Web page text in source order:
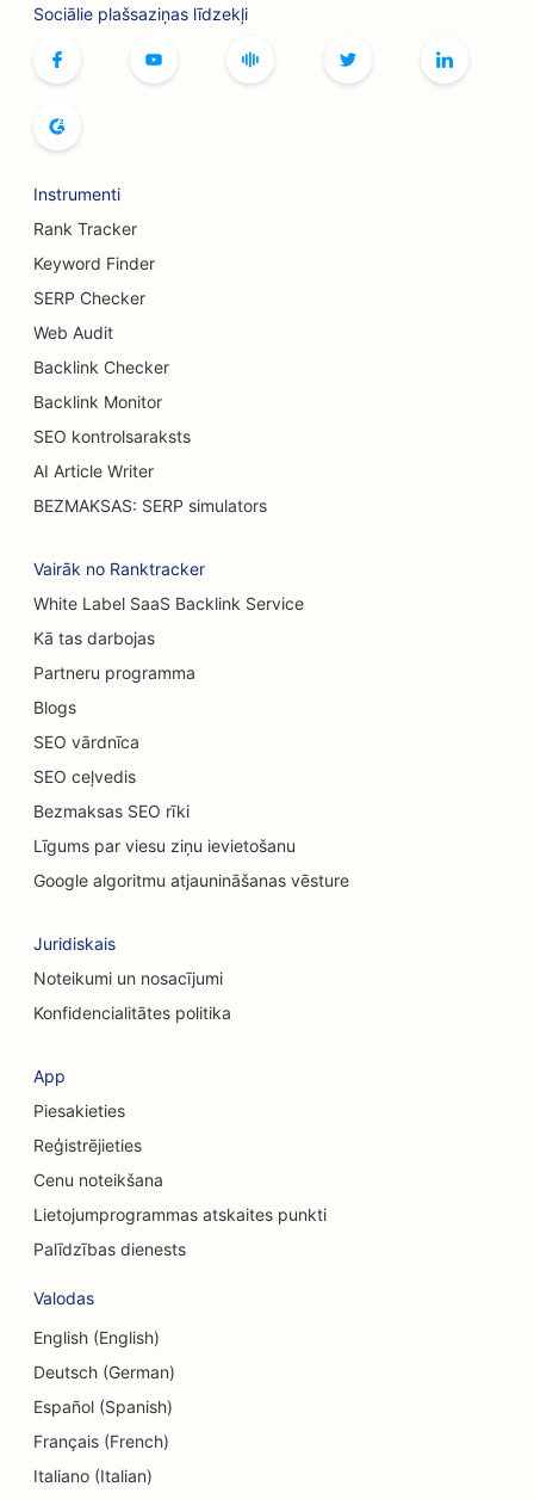
SEO botoksa un filleru pakalpojumiem
SEO veikaliem
SEO krūšu palielināšanas pakalpojumiem
SEO bufetes restorāniem
SEO kūku veikaliem
SEO automobiļu dīleriem
SEO apdegumu ķirurgiem
SEO paklāju un grīdas segumu veikaliem
SEO gadījuma ēdināšanas restorāniem
Ķīmiskā pīlinga pakalpojumu SEO
SEO kaķu kafejnīcām
SEO tīrīšanas pakalpojumiem
SEO konsultāciju uzņēmumiem
SEO kosmētikas ķirurgiem
SEO valūtas maiņas pakalpojumiem
SEO kredītkooperatīvajām sabiedrībām
SEO kēksiņu veikaliem
SEO deju studijām
SEO parādu konsultāciju pakalpojumiem
SEO zobārstniecības klīnikām
Sociālie plašsaziņas līdzekļi
Instrumenti
Rank Tracker
Keyword Finder
SERP Checker
Web Audit
Backlink Checker
Backlink Monitor
SEO kontrolsaraksts
AI Article Writer
BEZMAKSAS: SERP simulators
Vairāk no Ranktracker
White Label SaaS Backlink Service
Kā tas darbojas
Partneru programma
Blogs
SEO vārdnīca
SEO ceļvedis
Bezmaksas SEO rīki
Līgums par viesu ziņu ievietošanu
Google algoritmu atjaunināšanas vēsture
Juridiskais
Noteikumi un nosacījumi
Konfidencialitātes politika
App
Piesakieties
Reģistrējieties
Cenu noteikšana
Lietojumprogrammas atskaites punkti
Palīdzības dienests
Valodas
English (English)
Deutsch (German)
Español (Spanish)
Français (French)
Italiano (Italian)